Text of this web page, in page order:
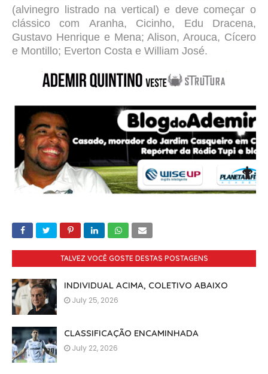
(alvinegro listrado na vertical) e deve começar o
clássico com Aranha, Cicinho, Edu Dracena,
Gustavo Henrique e Mena; Alison, Arouca, Cícero
e Montillo; Everton Costa e William José.
TALVEZ VOCÊ GOSTE DESTAS POSTAGENS
INDIVIDUAL ACIMA, COLETIVO ABAIXO
July 25, 2026
CLASSIFICAÇÃO ENCAMINHADA
July 22, 2026